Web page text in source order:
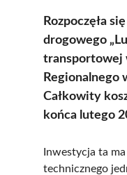
Rozpoczęła
drogowego
transportowej
Regionalnego
Całkowity
końca lutego
Inwestycja ta
technicznego